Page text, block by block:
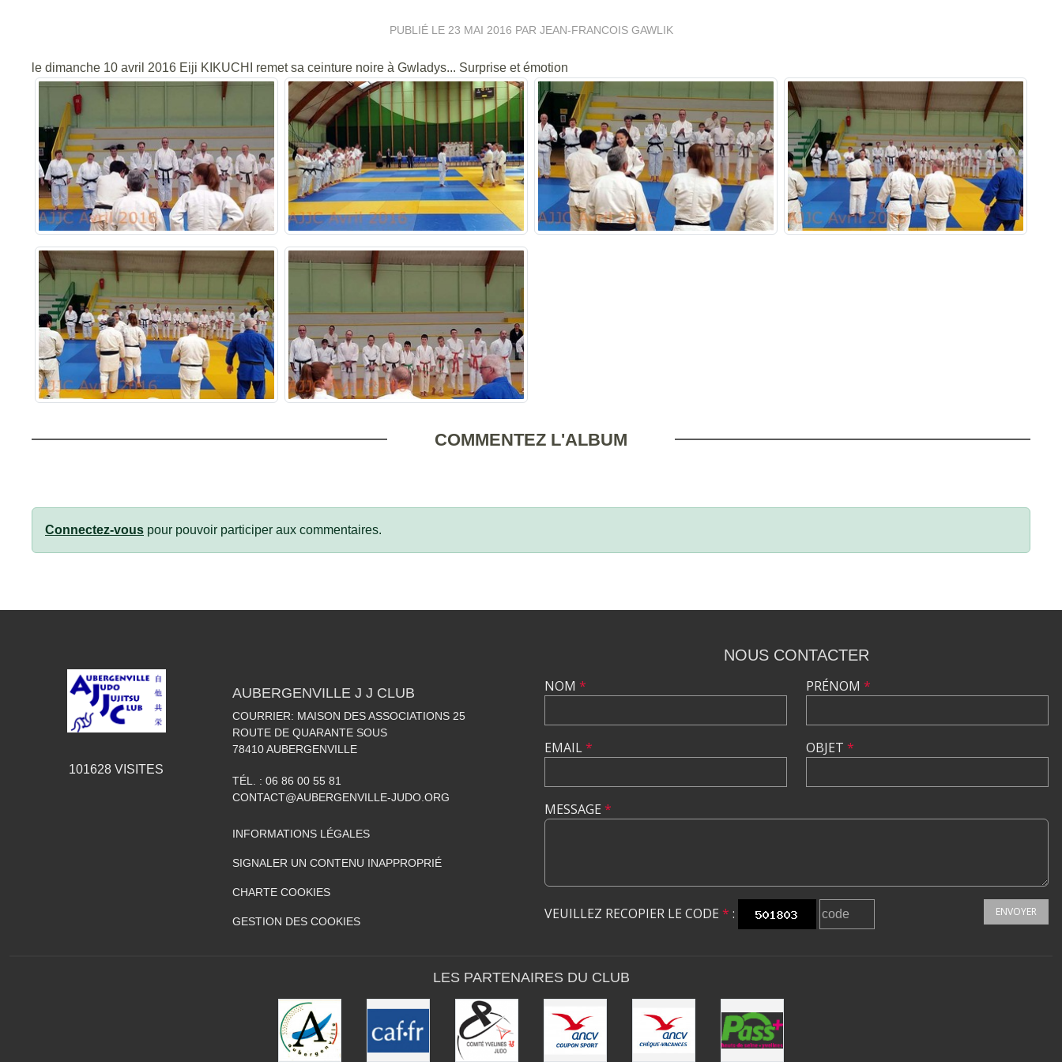
PUBLIÉ LE 23 MAI 2016 PAR JEAN-FRANCOIS GAWLIK
le dimanche 10 avril 2016 Eiji KIKUCHI remet sa ceinture noire à Gwladys... Surprise et émotion
COMMENTEZ L'ALBUM
Connectez-vous pour pouvoir participer aux commentaires.
101628 VISITES
AUBERGENVILLE J J CLUB
COURRIER: MAISON DES ASSOCIATIONS 25
ROUTE DE QUARANTE SOUS
78410AUBERGENVILLE
TÉL. : 06 86 00 55 81
CONTACT@AUBERGENVILLE-JUDO.ORG
INFORMATIONS LÉGALES
SIGNALER UN CONTENU INAPPROPRIÉ
CHARTE COOKIES
GESTION DES COOKIES
NOUS CONTACTER
NOM *
EMAIL*
PRÉNOM *
OBJET *
MESSAGE *
VEUILLEZ RECOPIER LE CODE * : ENVOYER
LES PARTENAIRES DU CLUB